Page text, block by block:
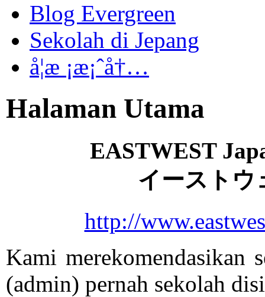
Blog Evergreen
Sekolah di Jepang
å­¦æ ¡æ¡ˆå†…
Halaman Utama
EASTWEST
イーストウ
http://
Kami merekomendasikan
(admin) pernah sekolah